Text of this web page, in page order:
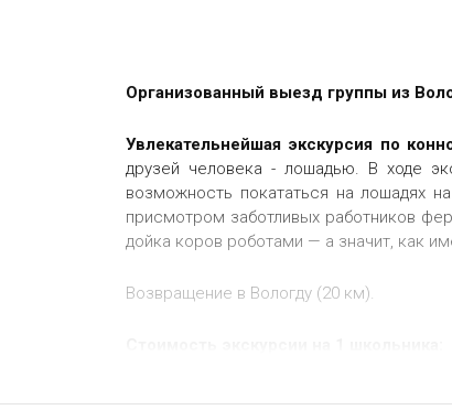
Организованный выезд группы из
Увлекательнейшая экскурсия по
друзей человека - лошадью. В ходе
возможность покататься на
присмотром заботливых работников
дойка коров роботами — а значит, как
Возвращение в Вологду (20 км).